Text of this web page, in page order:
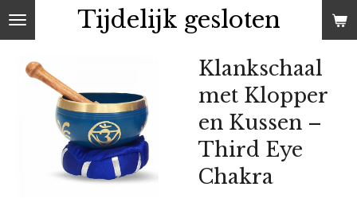
Ga
direct
naar
hoofdinhoud
Tijdelijk gesloten
Klankschaal
met Klopper
en Kussen –
Third Eye
Chakra